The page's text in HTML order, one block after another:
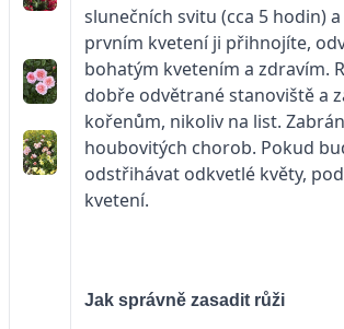
slunečních svitu (cca 5 hodin)
prvním kvetení ji přihnojíte,
bohatým kvetením a zdravím.
dobře odvětrané stanoviště a
kořenům, nikoliv na list.
houbovitých chorob. Pokud
odstřihávat odkvetlé květy,
kvetení.
Jak správně zasadit růži